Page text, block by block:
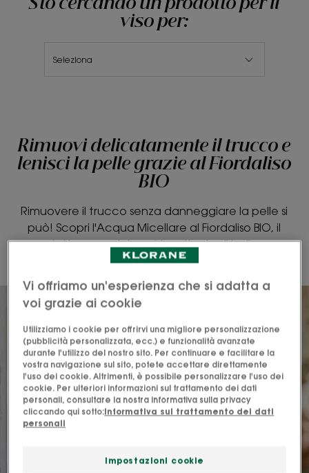
Sto cercando un prodotto per il
viso per:
Seleziona
Rimuovi delicatamente il trucco e
lenisci la pelle grazie al Fiordaliso
BIO
Rimuovere il trucco senza danneggiare la pelle si
può! Scopri l'Acqua Micellare al Fiordaliso BIO, il
prodotto essenziale nel tuo rituale di bellezza.
Vi offriamo un'esperienza che si adatta a
voi grazie ai cookie
Utilizziamo i cookie per offrirvi una migliore personalizzazione
(pubblicità personalizzata, ecc.) e funzionalità avanzate
durante l'utilizzo del nostro sito. Per continuare e facilitare la
vostra navigazione sul sito, potete accettare direttamente
l'uso dei cookie. Altrimenti, è possibile personalizzare l'uso dei
cookie. Per ulteriori informazioni sul trattamento dei dati
personali, consultare la nostra informativa sulla privacy
cliccando qui sotto:Informativa sul trattamento dei dati
personali
Impostazioni cookie